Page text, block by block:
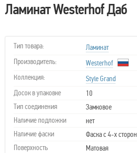
Ламинат Westerhof Даб
Тип товара:
Ламинат
Производитель:
Westerhof
Коллекция:
Style Grand
Досок в упаковке
10
Тип соединения
Замковое
Наличие подложки
нет
Наличие фаски
Фаска с 4-х сторон
Поверхность
Матовая